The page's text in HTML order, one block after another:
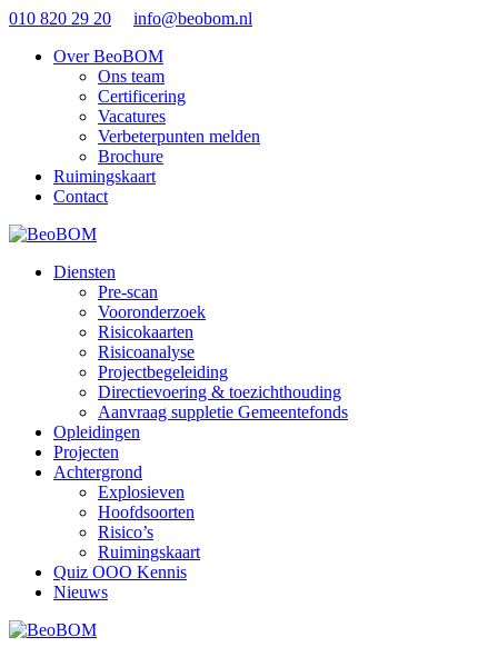
010 820 29 20
info@beobom.nl
Over BeoBOM
Ons team
Certificering
Vacatures
Verbeterpunten melden
Brochure
Ruimingskaart
Contact
Diensten
Pre-scan
Vooronderzoek
Risicokaarten
Risicoanalyse
Projectbegeleiding
Directievoering & toezichthouding
Aanvraag suppletie Gemeentefonds
Opleidingen
Projecten
Achtergrond
Explosieven
Hoofdsoorten
Risico’s
Ruimingskaart
Quiz OOO Kennis
Nieuws